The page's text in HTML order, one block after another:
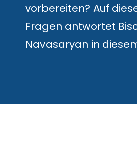
vorbereiten? Auf
Fragen antwortet
Navasaryan in